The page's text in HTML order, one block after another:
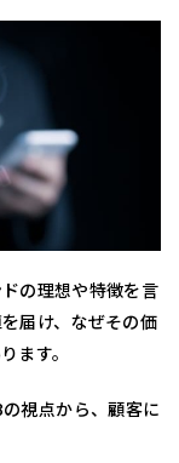
の理想や特徴を言
届け、なぜその価
ます。
視点から、顧客に